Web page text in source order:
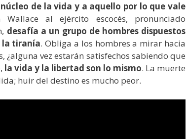
núcleo de la vida y a aquello por lo que vale
al ejército escocés, pronunciado
desafía a un grupo de hombres dispuestos
la tiranía. Obliga a los hombres a mirar hacia
vez estarán satisfechos sabiendo que
la vida y la libertad son lo mismo. La muerte
huir del destino es mucho peor.